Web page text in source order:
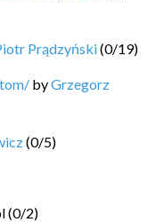
Prądzyński(0/19)
byGrzegorz
(0/5)
(0/2)